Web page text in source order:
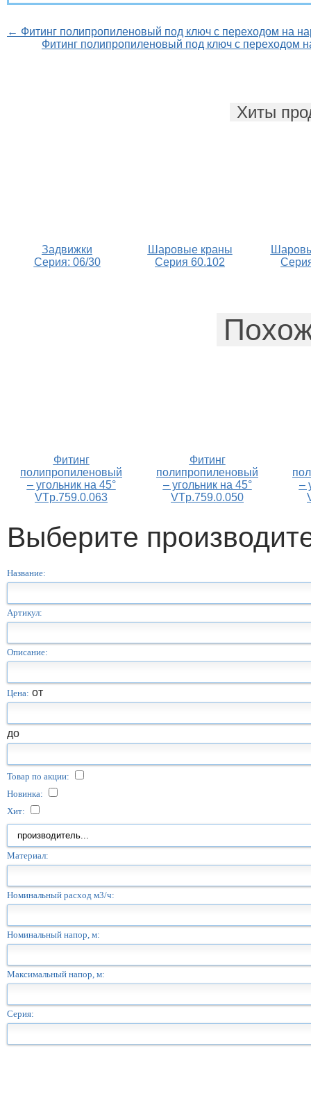
Выберите
Название:
Артикул:
Описание:
Цена: от
до
Товар по акции:
Новинка:
Хит:
Материал:
Номинальный расход м3/ч:
Номинальный напор, м:
Максимальный напор, м:
Серия:
← Фитинг полипропиленовый под ключ с переходом на
Фитинг полипропиленовый под ключ с переходом
Хиты
Задвижки
Серия: 06/30
Шаровые краны
Серия 60.102
Фитинг
полипропиленовый
– угольник на 45°
VTp.759.0.063
Фитинг
полипропиленовый
– угольник на 45°
VTp.759.0.050
–